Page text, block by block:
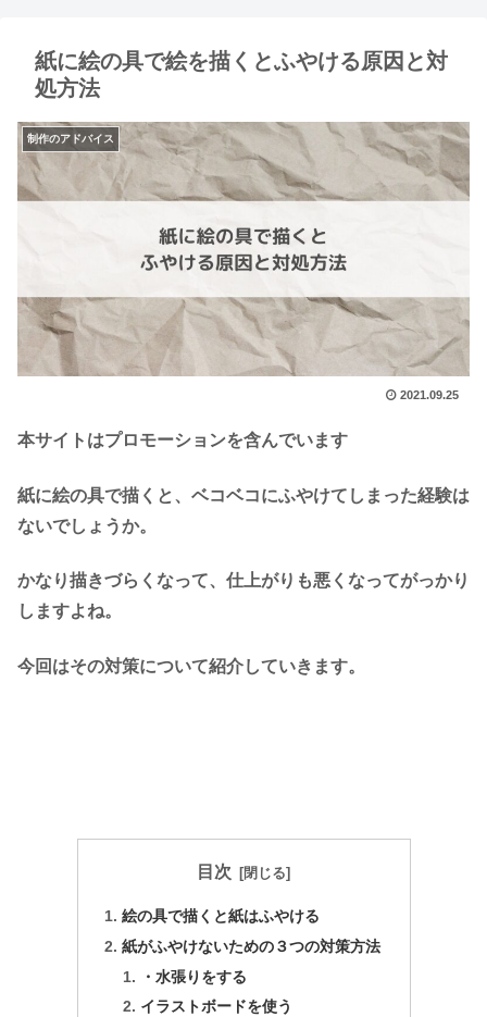
紙に絵の具で絵を描くとふやける原因と対
処方法
制作のアドバイス
2021.09.25
本サイトはプロモーションを含んでいます
紙に絵の具で描くと、ベコベコにふやけてしまった経験は
ないでしょうか。
かなり描きづらくなって、仕上がりも悪くなってがっかり
しますよね。
今回はその対策について紹介していきます。
目次
絵の具で描くと紙はふやける
紙がふやけないための３つの対策方法
・水張りをする
イラストボードを使う